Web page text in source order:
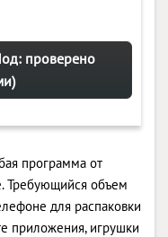
проверено
программа от
Требующийся объем
для распаковки
приложения, игрушки